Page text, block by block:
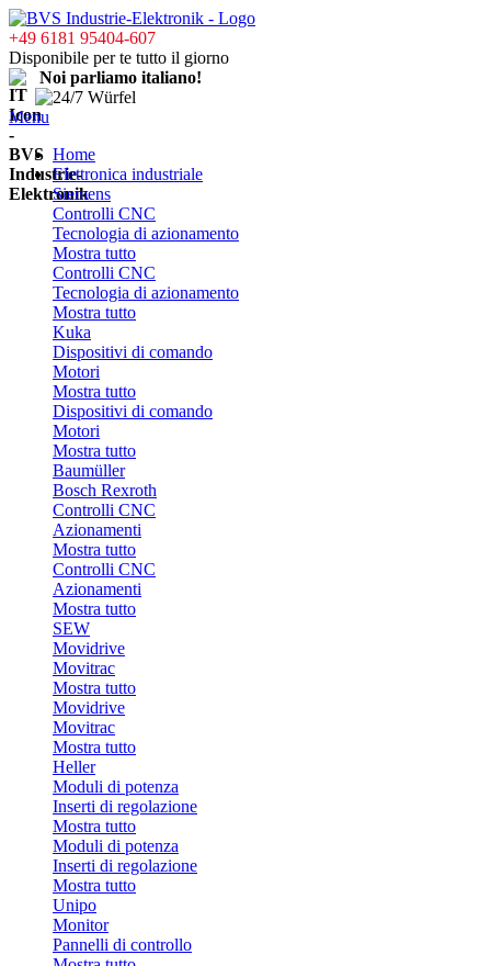
+49 6181 95404-607
Disponibile per te tutto il giorno
Noi parliamo italiano!
Menu
Home
Elettronica industriale
Siemens
Controlli CNC
Tecnologia di azionamento
Mostra tutto
Controlli CNC
Tecnologia di azionamento
Mostra tutto
Kuka
Dispositivi di comando
Motori
Mostra tutto
Dispositivi di comando
Motori
Mostra tutto
Baumüller
Bosch Rexroth
Controlli CNC
Azionamenti
Mostra tutto
Controlli CNC
Azionamenti
Mostra tutto
SEW
Movidrive
Movitrac
Mostra tutto
Movidrive
Movitrac
Mostra tutto
Heller
Moduli di potenza
Inserti di regolazione
Mostra tutto
Moduli di potenza
Inserti di regolazione
Mostra tutto
Unipo
Monitor
Pannelli di controllo